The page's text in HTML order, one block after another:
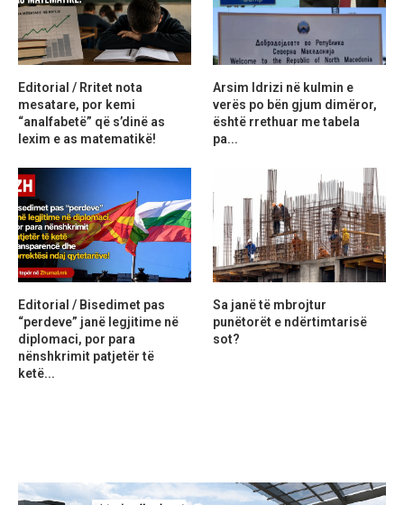
Editorial / Rritet nota
mesatare, por kemi
“analfabetë” që s’dinë as
lexim e as matematikë!
Arsim Idrizi në kulmin e
verës po bën gjum dimëror,
është rrethuar me tabela
pa...
Editorial / Bisedimet pas
“perdeve” janë legjitime në
diplomaci, por para
nënshkrimit patjetër të
ketë...
Sa janë të mbrojtur
punëtorët e ndërtimtarisë
sot?